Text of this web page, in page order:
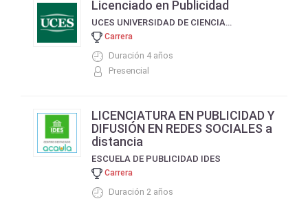
Licenciado en Publicidad
UCES UNIVERSIDAD DE CIENCIAS EMPRESARIALES Y SOCIALES
Carrera
Duración 4 años
Presencial
LICENCIATURA EN PUBLICIDAD Y
DIFUSIÓN EN REDES SOCIALES a
distancia
ESCUELA DE PUBLICIDAD IDES
Carrera
Duración 2 años